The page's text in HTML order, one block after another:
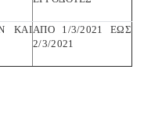
ΚΑΙΑΠΟ 1/3/2021 ΕΩΣ
2/3/2021